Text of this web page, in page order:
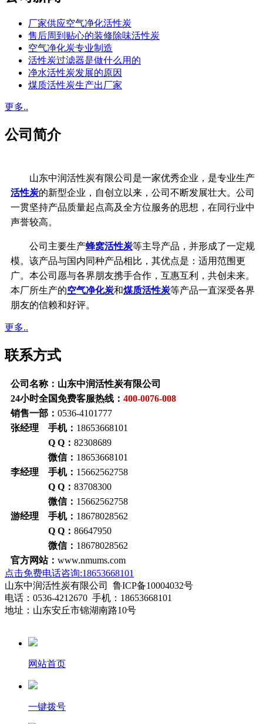
厂家供应空气净化活性炭
售后周到贴心的装修除味活性炭
空气净化炭专业制造
活性炭过滤器是做什么用的
净水活性炭发展的原因
煤质活性炭生产出厂家
更多..
公司简介
山东中润活性炭有限公司是一家优秀企业，是专业生产
活性炭的新型企业，自创立以来，公司不断发展壮大。公司
一贯坚持产品质量起点高及全方位服务的思想，在同行业中
声誉较高。
公司主要生产蜂窝活性炭等主导产品，并形成了一定规
模。该产品与国内同种产品相比，其优点是：适用范围更
广。本公司愿与各界朋友携手合作，互惠互利，共创未来。
本厂所生产的空气净化炭和煤质活性炭等产品一直深受各界
朋友的信赖和好评。
更多..
联系方式
公司名称：山东中润活性炭有限公司
24小时全国免费客服热线： 400-0076-008
销售一部： 0536-4101777
张经理 手机： 18653668101
Q Q： 82308689
微信： 18653668101
李经理 手机： 15662562758
Q Q： 83708300
微信： 15662562758
游经理 手机： 18678028562
Q Q： 86647950
微信： 18678028562
官方网站： www.nmums.com
点击免费电话咨询:18653668101
山东中润活性炭有限公司 鲁ICP备10004032号
电话：0536-4212670 手机：18653668101
地址：山东安丘市锦湖南路10号
网站首页
一键拨号